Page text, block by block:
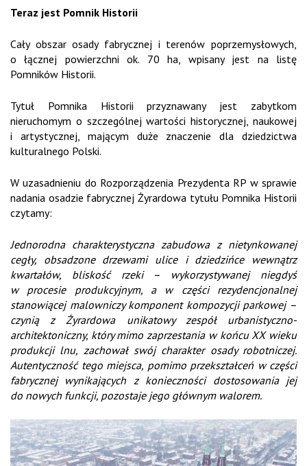
Teraz jest Pomnik Historii
Cały obszar osady fabrycznej i terenów poprzemysłowych,
o łącznej powierzchni ok. 70 ha, wpisany jest na listę
Pomników Historii.
Tytuł Pomnika Historii przyznawany jest zabytkom
nieruchomym o szczególnej wartości historycznej, naukowej
i artystycznej, mającym duże znaczenie dla dziedzictwa
kulturalnego Polski.
W uzasadnieniu do Rozporządzenia Prezydenta RP w sprawie
nadania osadzie fabrycznej Żyrardowa tytułu Pomnika Historii
czytamy:
Jednorodna charakterystyczna zabudowa z nietynkowanej
cegły, obsadzone drzewami ulice i dziedzińce wewnątrz
kwartałów, bliskość rzeki – wykorzystywanej niegdyś
w procesie produkcyjnym, a w części rezydencjonalnej
stanowiącej malowniczy komponent kompozycji parkowej –
czynią z Żyrardowa unikatowy zespół urbanistyczno-
architektoniczny, który mimo zaprzestania w końcu XX wieku
produkcji lnu, zachował swój charakter osady robotniczej.
Autentyczność tego miejsca, pomimo przekształceń w części
fabrycznej wynikających z konieczności dostosowania jej
do nowych funkcji, pozostaje jego głównym walorem.